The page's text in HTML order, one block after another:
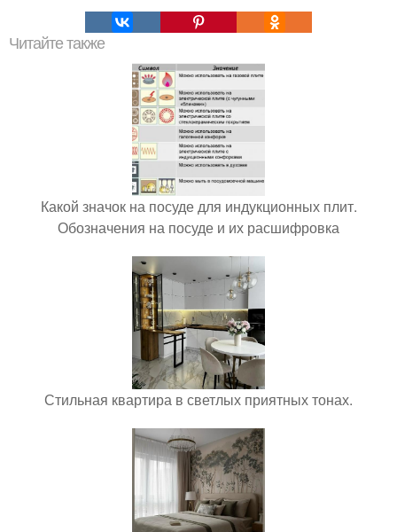
Читайте также
Какой значок на посуде для индукционных плит.
Обозначения на посуде и их расшифровка
Стильная квартира в светлых приятных тонах.